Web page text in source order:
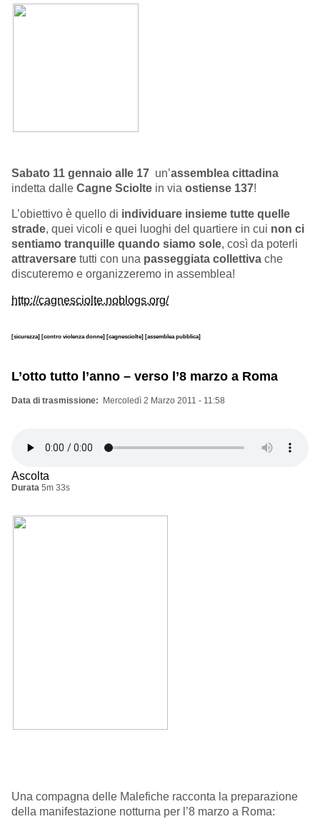
Sabato 11 gennaio alle 17 un’assemblea cittadina
indetta dalle Cagne Sciolte in via ostiense 137!
L’obiettivo è quello di individuare insieme tutte quelle
strade, quei vicoli e quei luoghi del quartiere in cui non ci
sentiamo tranquille quando siamo sole, così da poterli
attraversare tutti con una passeggiata collettiva che
discuteremo e organizzeremo in assemblea!
http://cagnesciolte.noblogs.org/
[sicurezza] [contro violenza donne] [cagnesciolte] [assemblea pubblica]
L’otto tutto l’anno – verso l’8 marzo a Roma
Data di trasmissione Mercoledì 2 Marzo 2011 - 11:58
Ascolta
Durata 5m 33s
Una compagna delle Malefiche racconta la preparazione
della manifestazione notturna per l’8 marzo a Roma: